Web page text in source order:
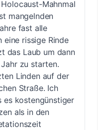
Mahnmal
mangelnden
fast alle
eine rissige Rinde
das Laub um dann
zu starten.
Linden auf der
Straße. Ich
es kostengünstiger
als in den